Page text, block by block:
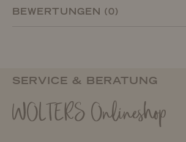
BEWERTUNGEN (0)
SERVICE & BERATUNG
WOLTERS Onlineshop